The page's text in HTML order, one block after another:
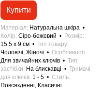
Купити
Матеріал
Натуральна шкіра
Колір Сіро-бежевий
Розмір
15.5 x 9 см
Тип товару
Чоловічі, Жіночі
Особливості
Для звичайних ключів
Тип
застібки
На блискавці
Тримачі
для ключів 1 - 5
Стиль
Повсякденні, Класичні